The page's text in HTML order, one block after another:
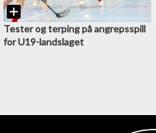
Tester og terping på angrepsspill
for U19-landslaget